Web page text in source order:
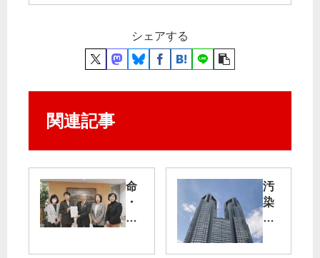
シェアする
関連記事
命
・
暮
汚
染
水
放